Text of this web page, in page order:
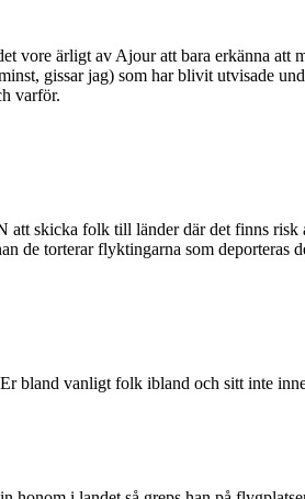
vore ärligt av Ajour att bara erkänna att
gissar jag) som har blivit utvisade
varför.
att skicka folk till länder där det finns risk
de torterar flyktingarna som deporteras
bland vanligt folk ibland och sitt inte